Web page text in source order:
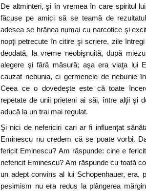
De altminteri, şi în vremea în care spiritul
făcuse pe amici să se teamă de
adesea se hrănea numai cu narcotice şi
nopţi petrecute în citire şi scriere, zile
deodată, la vreme neobişnuită, după
alegere şi fără măsură; aşa era viaţa lui
cauzat nebunia, ci germenele de nebunie
Ceea ce o dovedeşte este că toate
repetate de unii prieteni ai săi, între alţii şi
aducă la un trai mai regulat.
Şi nici de nefericiri cari ar fi influenţat
Eminescu nu credem că se poate vorbi.
fericit Eminescu? Am răspunde: cine e
nefericit Eminescu? Am răspunde cu toată
un adept convins al lui Schopenhauer, era,
pesimism nu era redus la plângerea